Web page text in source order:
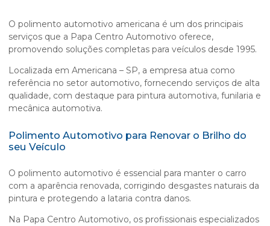
O polimento automotivo americana é um dos principais
serviços que a Papa Centro Automotivo oferece,
promovendo soluções completas para veículos desde 1995.
Localizada em Americana – SP, a empresa atua como
referência no setor automotivo, fornecendo serviços de alta
qualidade, com destaque para pintura automotiva, funilaria e
mecânica automotiva.
Polimento Automotivo para Renovar o Brilho do
seu Veículo
O polimento automotivo é essencial para manter o carro
com a aparência renovada, corrigindo desgastes naturais da
pintura e protegendo a lataria contra danos.
Na Papa Centro Automotivo, os profissionais especializados